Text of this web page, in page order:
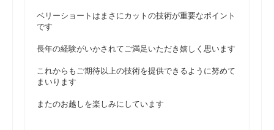
ベリーショートはまさにカットの技術が重要なポイント
です
長年の経験がいかされてご満足いただき嬉しく思います
これからもご期待以上の技術を提供できるように努めて
まいります
またのお越しを楽しみにしています